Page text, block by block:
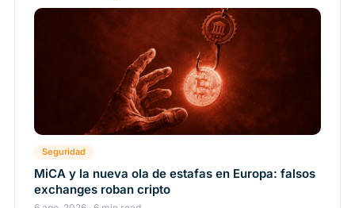
Seguridad
MiCA y la nueva ola de estafas en Europa: falsos
exchanges roban cripto